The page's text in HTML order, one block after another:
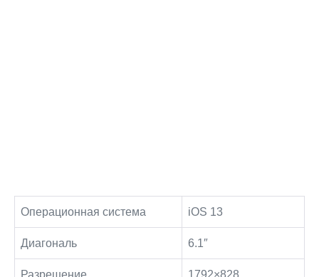
Операционная система iOS 13
Диагональ 6.1″
Разрешение 1792×828